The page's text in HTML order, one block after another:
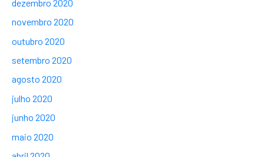
dezembro 2020
novembro 2020
outubro 2020
setembro 2020
agosto 2020
julho 2020
junho 2020
maio 2020